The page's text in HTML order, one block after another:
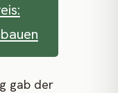
gab der